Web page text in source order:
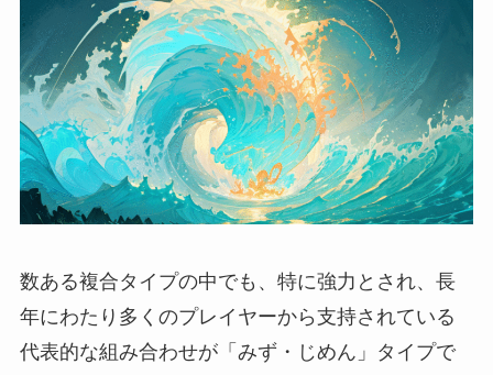
数ある複合タイプの中でも、特に強力とされ、長
年にわたり多くのプレイヤーから支持されている
代表的な組み合わせが「みず・じめん」タイプで